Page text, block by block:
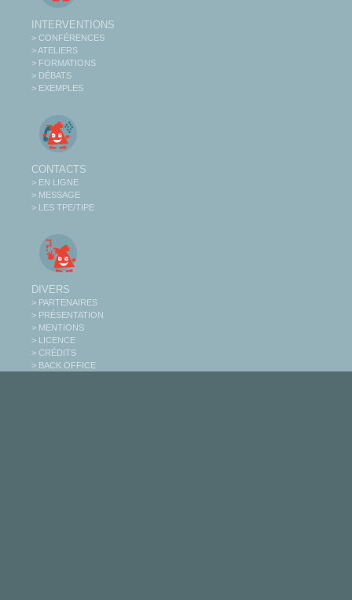
INTERVENTIONS
> CONFÉRENCES
> ATELIERS
> FORMATIONS
> DÉBATS
> EXEMPLES
CONTACTS
> EN LIGNE
> MESSAGE
> LES TPE/TIPE
DIVERS
> PARTENAIRES
> PRÉSENTATION
> MENTIONS
> LICENCE
> CRÉDITS
> BACK OFFICE